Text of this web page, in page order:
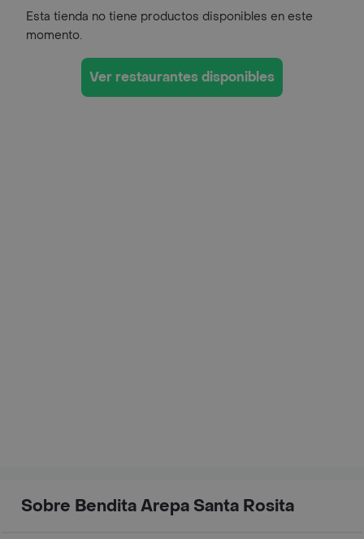
Esta tienda no tiene productos disponibles en este
momento.
Ver restaurantes disponibles
Sobre Bendita Arepa Santa Rosita